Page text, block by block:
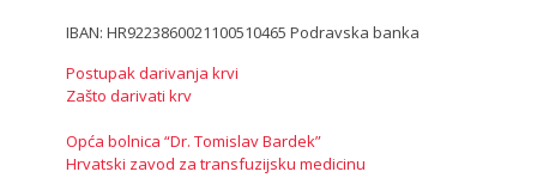
IBAN: HR9223860021100510465 Podravska banka
Postupak darivanja krvi
Zašto darivati krv
Opća bolnica “Dr. Tomislav Bardek”
Hrvatski zavod za transfuzijsku medicinu